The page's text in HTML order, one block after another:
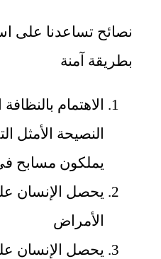
نصائح تساعدنا على
بطريقة آمنة
الاهتمام
النصيحة الأمثل
يملكون مسابح
يحصل الإنسان
الأمراض
يحصل الإنسان